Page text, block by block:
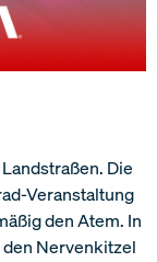
Die
Veranstaltung
den Atem. In
Nervenkitzel